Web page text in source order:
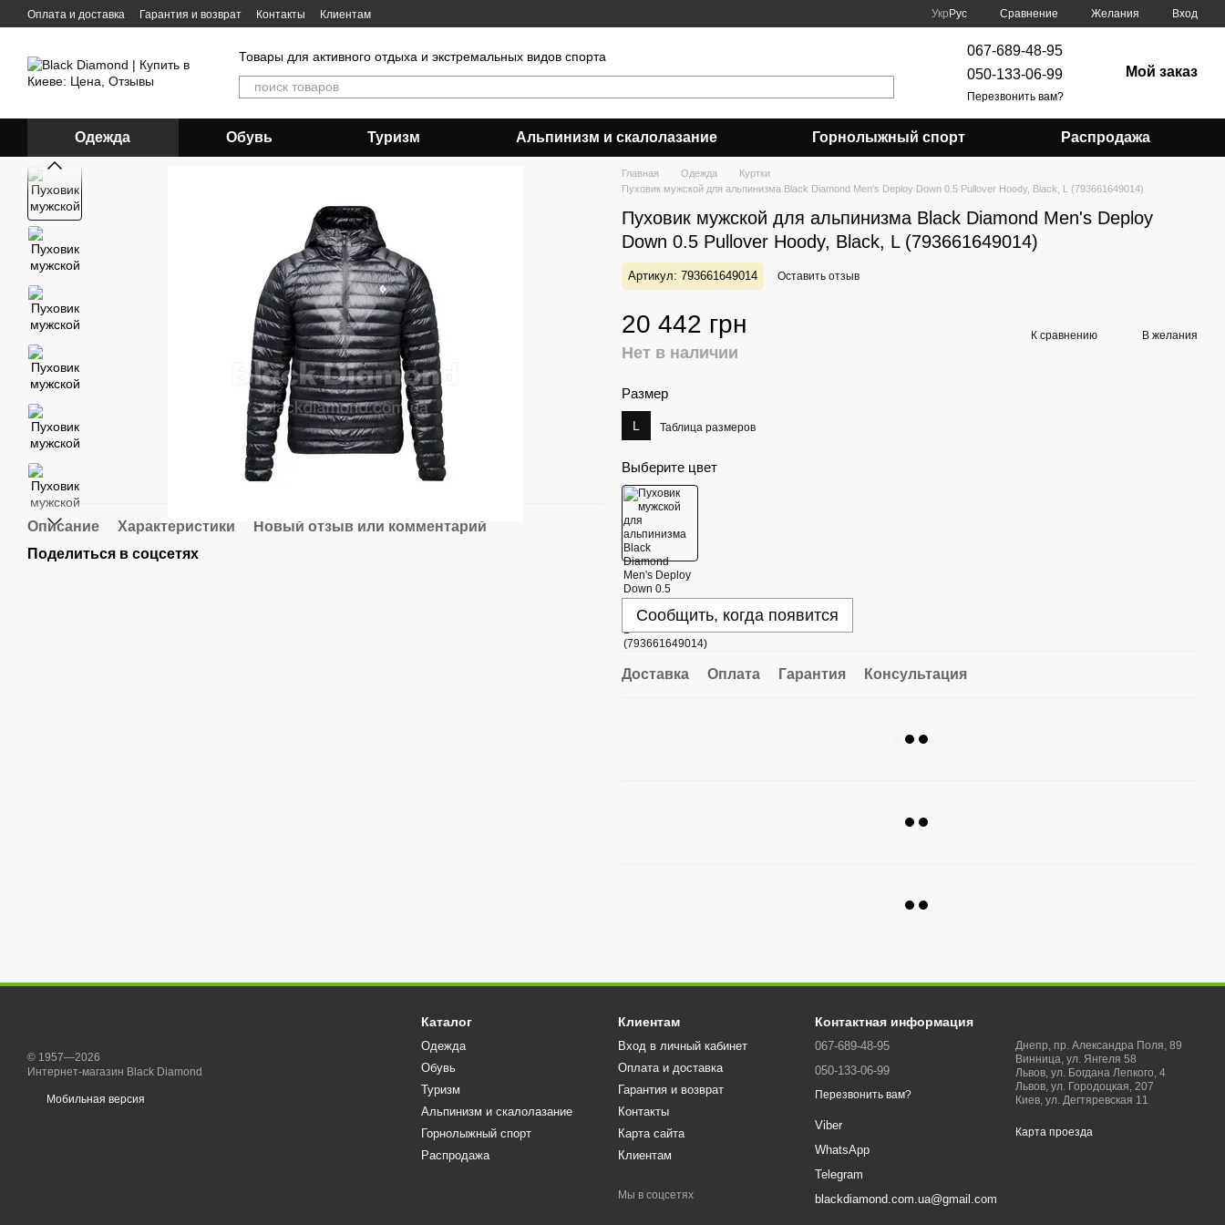
Перейти к основному контенту
Оплата и доставка Гарантия и возврат Контакты Клиентам Укр Рус Сравнение Желания Вход
Товары для активного отдыха и экстремальных видов спорта
067-689-48-95
050-133-06-99
Перезвонить вам?
Мой заказ
Одежда Обувь Туризм Альпинизм и скалолазание Горнолыжный спорт Распродажа
Описание Характеристики
Новый отзыв или комментарий
Поделиться в соцсетях
Главная Одежда
Куртки
Пуховик мужской для альпинизма Black Diamond Men's Deploy Down 0.5 Pullover Hoody, Black, L (793661649014)
Пуховик мужской для альпинизма Black Diamond Men's Deploy
Down 0.5 Pullover Hoody, Black, L (793661649014)
Артикул: 793661649014 Оставить отзыв
20 442 грн
Нет в наличии
К сравнению В желания
Размер
L Таблица размеров
Выберите цвет
Сообщить, когда появится
Доставка Оплата Гарантия Консультация
© 1957—2026
Интернет-магазин Black Diamond
Мобильная версия
Каталог
Одежда
Обувь
Туризм
Альпинизм и скалолазание
Горнолыжный спорт
Распродажа
Клиентам
Вход в личный кабинет
Оплата и доставка
Гарантия и возврат
Контакты
Карта сайта
Клиентам
Мы в соцсетях
Контактная информация
067-689-48-95
050-133-06-99
Перезвонить вам?
Viber
WhatsApp
Telegram
blackdiamond.com.ua@gmail.com
Днепр, пр. Александра Поля, 89
Винница, ул. Янгеля 58
Львов, ул. Богдана Лепкого, 4
Львов, ул. Городоцкая, 207
Киев, ул. Дегтяревская 11
Карта проезда